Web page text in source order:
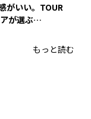
がいい。TOUR
が選ぶ
もっと読む